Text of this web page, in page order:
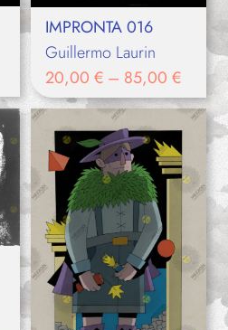
IMPRONTA 016
Guillermo Laurin
20,00 € – 85,00 €